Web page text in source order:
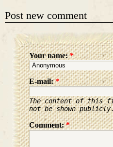
Post new comment
Your name:*
E-mail:*
The content of this
not be shown
Comment:*